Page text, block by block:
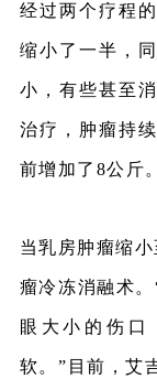
经过两个疗程
缩小了一半，
小，有些甚至
治疗，肿瘤持
前增加了8公斤。
当乳房肿瘤缩
瘤冷冻消融术
眼大小的伤口
软。”目前，艾